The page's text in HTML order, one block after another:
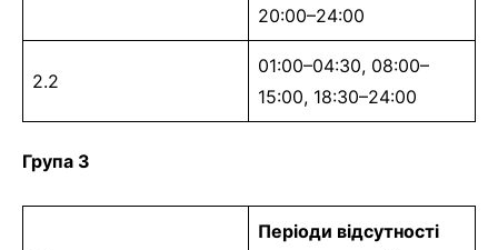
20:00–24:00
2.2
01:00–04:30, 08:00–
15:00, 18:30–24:00
Група 3
Періоди відсутності